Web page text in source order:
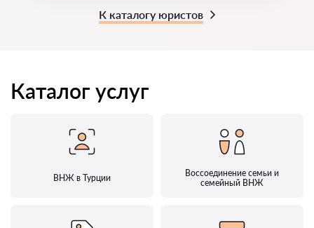
К каталогу юристов
Каталог услуг
ВНЖ в Турции
Воссоединение семьи и
семейный ВНЖ